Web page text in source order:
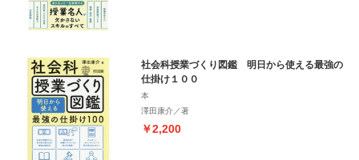
社会科授業づくり図鑑 明日から使える最強の
仕掛け１００
本
澤田康介／著
￥2,200